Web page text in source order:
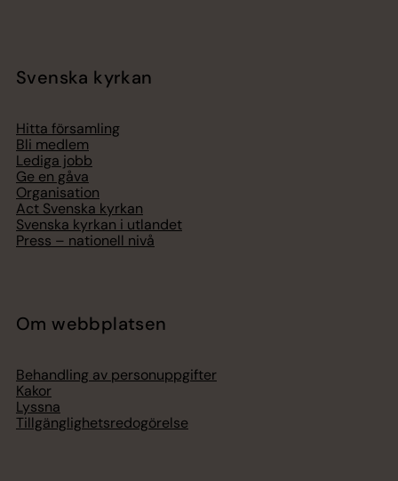
Svenska kyrkan
Hitta församling
Bli medlem
Lediga jobb
Ge en gåva
Organisation
Act Svenska kyrkan
Svenska kyrkan i utlandet
Press – nationell nivå
Om webbplatsen
Behandling av personuppgifter
Kakor
Lyssna
Tillgänglighetsredogörelse